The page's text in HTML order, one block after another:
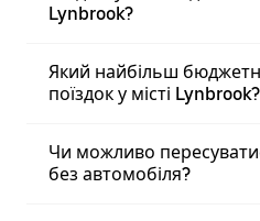
Lynbrook?
Який найбільш
поїздок у місті Lynbrook?
Чи можливо
без автомобіля?